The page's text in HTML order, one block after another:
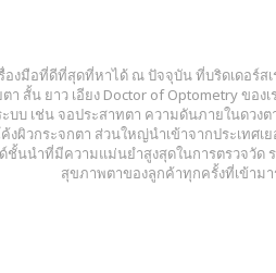
องมือที่ดีที่สุดที่หาได้ ณ ปัจจุบัน ที่บริดเดอร์สเ
า สั้น ยาว เอียง Doctor of Optometry ของ
ะบบ เช่น จอประสาทตา ความดันภายในดวงต
งผิวกระจกตา ส่วนใหญ่นำเข้าจากประเทศเย
ชั้นนำที่มีความแม่นยำสูงสุดในการตรวจวัด
สุขภาพตาของลูกค้าทุกครั้งที่เข้ามา